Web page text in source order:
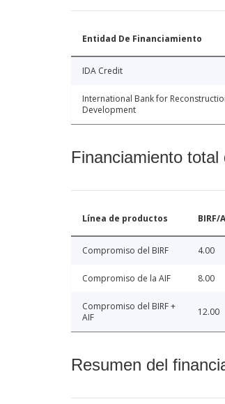
Entidad De Financiamiento
IDA Credit
International Bank for
Development
Financiamiento
Línea de productos BIRF/
Compromiso del BIRF 4.00
Compromiso de la AIF 8.00
Compromiso del BIRF +
AIF
12.00
Resumen del